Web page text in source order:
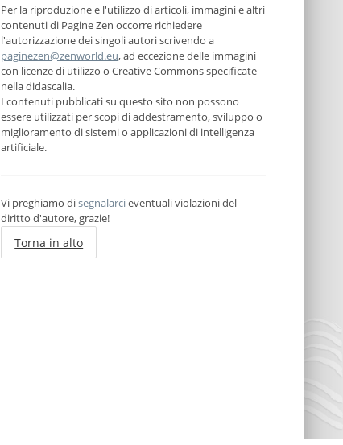
Per la riproduzione e l'utilizzo di articoli, immagini e altri
contenuti di Pagine Zen occorre richiedere
l'autorizzazione dei singoli autori scrivendo a
paginezen@zenworld.eu, ad eccezione delle immagini
con licenze di utilizzo o Creative Commons specificate
nella didascalia.
I contenuti pubblicati su questo sito non possono
essere utilizzati per scopi di addestramento, sviluppo o
miglioramento di sistemi o applicazioni di intelligenza
artificiale.
Vi preghiamo disegnalarcieventuali violazioni del
diritto d'autore, grazie!
Torna in alto